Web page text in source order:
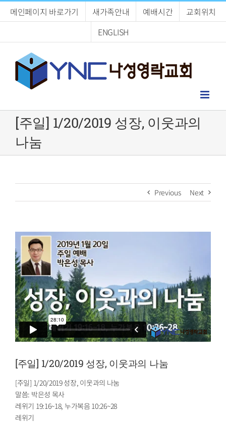
메인페이지 바로가기 새가족안내 예배시간
교회위치
ENGLISH
[주일] 1/20/2019 성장, 이웃과의
나눔
Previous Next
[주일] 1/20/2019 성장, 이웃과의 나눔
[주일] 1/20/2019 성장, 이웃과의 나눔
말씀: 박은성 목사
레위기 19:16~18, 누가복음 10:26~28
레위기